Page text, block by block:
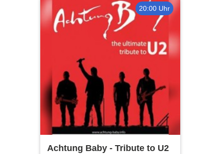
20:00 Uhr
Achtung Baby - Tribute to U2